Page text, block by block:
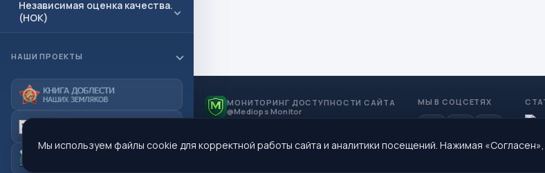
Независимая оценка качества.
(НОК)
Документы
Приёмная
Контакты
НАШИ ПРОЕКТЫ
МОНИТОРИНГ ДОСТУПНОСТИ САЙТА
@Mediops Monitor
МЫ В СОЦСЕТЯХ
Мы используем файлы cookie для корректной работы сайта и аналитики посещений. Нажимая